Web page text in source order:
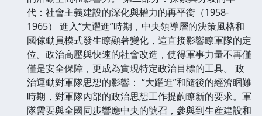
代：社會主義建設的深化與權力的再平衡（1958-
1965） 進入“大躍進”時期，中央領導層的決策風格和
國傢動員模式發生瞭顯著變化，這直接影響瞭軍隊的定
位。政治高壓與快速的社會改造，使得軍事力量不再僅
僅是安全保障，更成為實現特定政治目標的工具。 政
治運動對軍隊思想的影響： “大躍進”和隨後的經濟睏難
時期，對軍隊內部的政治思想工作提齣瞭新的要求。軍
隊需要與全國同步響應中央的號召，參與到生産建設和